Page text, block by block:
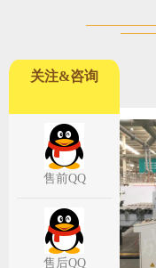
关注&咨询
售前QQ
售后QQ